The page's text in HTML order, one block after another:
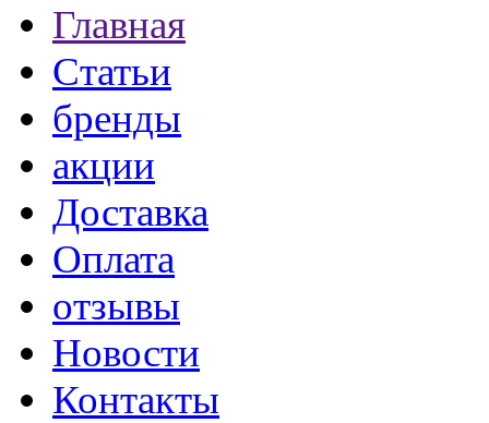
Главная
Статьи
бренды
акции
Доставка
Оплата
отзывы
Новости
Контакты